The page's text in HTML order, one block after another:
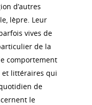
d’autres
lèpre. Leur
vives de
de la
comportement
et littéraires qui
de
le